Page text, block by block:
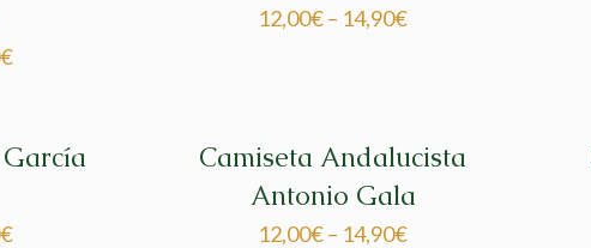
€
12,00€– 14,90€
€
Camiseta Andalucista
Antonio Gala
12,00€– 14,90€